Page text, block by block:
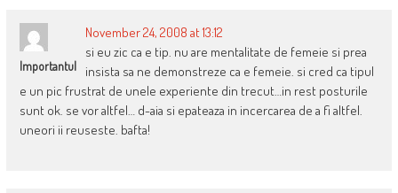
Importantul
November 24, 2008 at 13:12
si eu zic ca e tip. nu are mentalitate de femeie si prea
insista sa ne demonstreze ca e femeie. si cred ca tipul
e un pic frustrat de unele experiente din trecut…in rest posturile
sunt ok. se vor altfel… d-aia si epateaza in incercarea de a fi altfel.
uneori ii reuseste. bafta!